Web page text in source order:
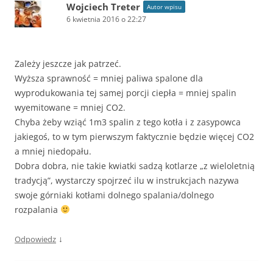
Wojciech Treter Autor wpisu
6 kwietnia 2016 o 22:27
Zależy jeszcze jak patrzeć.
Wyższa sprawność = mniej paliwa spalone dla
wyprodukowania tej samej porcji ciepła = mniej spalin
wyemitowane = mniej CO2.
Chyba żeby wziąć 1m3 spalin z tego kotła i z zasypowca
jakiegoś, to w tym pierwszym faktycznie będzie więcej CO2
a mniej niedopału.
Dobra dobra, nie takie kwiatki sadzą kotlarze „z wieloletnią
tradycją”, wystarczy spojrzeć ilu w instrukcjach nazywa
swoje górniaki kotłami dolnego spalania/dolnego
rozpalania
Odpowiedz ↓